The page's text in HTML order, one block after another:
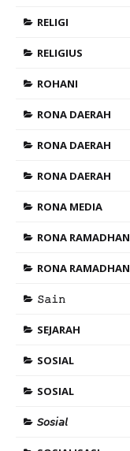
RELIGI
RELIGIUS
ROHANI
RONA DAERAH
RONA DAERAH
RONA DAERAH
RONA MEDIA
RONA RAMADHAN
RONA RAMADHAN
𝚂𝚊𝚒𝚗
SEJARAH
SOSIAL
SOSIAL
𝘚𝘰𝘴𝘪𝘢𝘭